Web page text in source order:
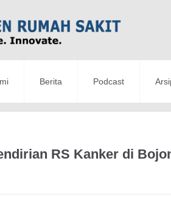
Berita Podcast
RS Kanker di